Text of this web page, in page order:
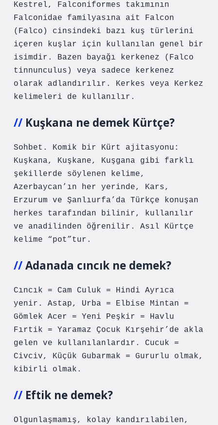
Kestrel, Falconiformes takımının
Falconidae familyasına ait Falcon
(Falco) cinsindeki bazı kuş türlerini
içeren kuşlar için kullanılan genel bir
isimdir. Bazen bayağı kerkenez (Falco
tinnunculus) veya sadece kerkenez
olarak adlandırılır. Kerkes veya Kerkez
kelimeleri de kullanılır.
Kuşkana ne demek Kürtçe?
Sohbet. Komik bir Kürt ajitasyonu:
Kuşkana, Kuşkane, Kuşgana gibi farklı
şekillerde söylenen kelime,
Azerbaycan’ın her yerinde, Kars,
Erzurum ve Şanlıurfa’da Türkçe konuşan
herkes tarafından bilinir, kullanılır
ve anadilinden öğrenilir. Asıl Kürtçe
kelime “pot”tur.
Adanada cıncık ne demek?
Cıncık = Cam Culuk = Hindi Ayrıca
yenir. Astap, Urba = Elbise Mintan =
Gömlek Acer = Yeni Peşkir = Havlu
Fırtik = Yaramaz Çocuk Kırşehir’de akla
gelen ve kullanılanlardır. Cucuk =
Civciv, Küçük Gubarmak = Gururlu olmak,
kibirli olmak.
Eftik ne demek?
Olgunlaşmamış, kolay kandırılabilen,